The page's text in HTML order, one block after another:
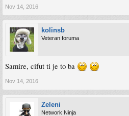
eto :*
Nov 14, 2016
kolinsb
Veteran foruma
Samire, cifut ti je to ba
Nov 14, 2016
Zeleni
Network Ninja